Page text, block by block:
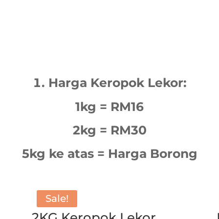
Harga Keropok Lekor:
1kg = RM16
2kg = RM30
5kg ke atas = Harga Borong
Sale!